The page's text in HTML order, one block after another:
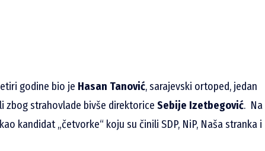
godine bio je Hasan Tanović, sarajevski ortoped, jedan
zbog strahovlade bivše direktorice Sebije Izetbegović. Na
kandidat „četvorke“ koju su činili SDP, NiP, Naša stranka i